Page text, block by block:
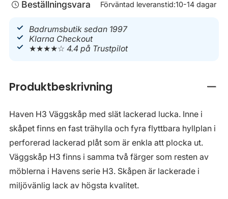
Beställningsvara Förväntad leveranstid:10-14 dagar
Badrumsbutik sedan 1997
Klarna Checkout
★★★★☆4.4 på Trustpilot
Produktbeskrivning
Haven H3 Väggskåp med slät lackerad lucka. Inne i
skåpet finns en fast trähylla och fyra flyttbara hyllplan i
perforerad lackerad plåt som är enkla att plocka ut.
Väggskåp H3 finns i samma två färger som resten av
möblerna i Havens serie H3. Skåpen är lackerade i
miljövänlig lack av högsta kvalitet.